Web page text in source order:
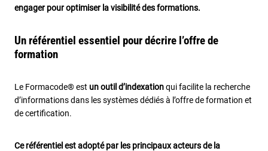
engager pour optimiser la visibilité des formations.
Un référentiel essentiel pour décrire l’offre de
formation
Le Formacode® est un outil d’indexationqui facilite la recherche
d’informations dans les systèmes dédiés à l’offre de formation et
de certification.
Ce référentiel est adopté par les principaux acteurs de la